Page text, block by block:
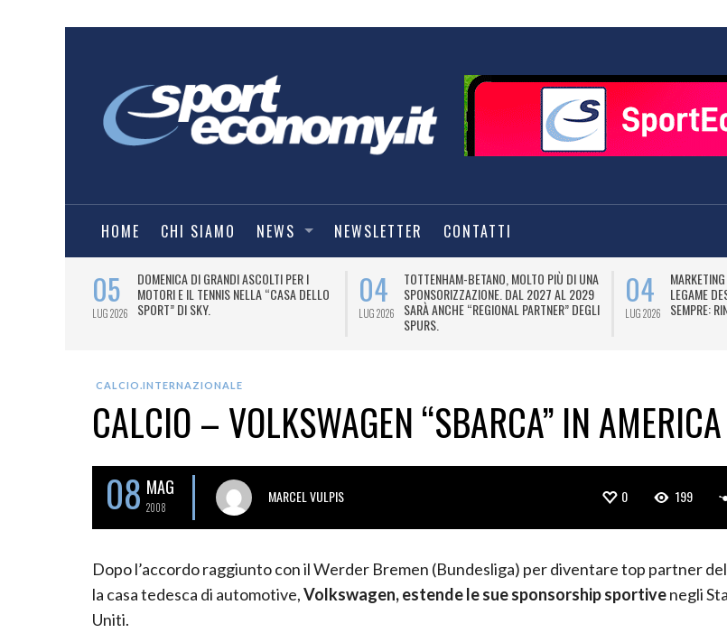
HOME CHI SIAMO NEWS NEWSLETTER CONTATTI
05
LUG 2026
DOMENICA DI GRANDI ASCOLTI PER I
MOTORI E IL TENNIS NELLA “CASA DELLO
SPORT” DI SKY.
04
LUG 2026
TOTTENHAM-BETANO, MOLTO PIÙ DI UNA
SPONSORIZZAZIONE. DAL 2027 AL 2029
SARÀ ANCHE “REGIONAL PARTNER” DEGLI
SPURS.
04
LUG 2026
LEGAME
SEMPRE:
CALCIO.INTERNAZIONALE
CALCIO – VOLKSWAGEN “SBARCA” IN AMERICA
08 MAG
2008
MARCEL VULPIS 0 199
Dopo l’accordo raggiunto con il Werder Bremen (Bundesliga) per diventare top partner
la casa tedesca di automotive,Volkswagen, estende le sue sponsorship sportivenegli
Uniti.